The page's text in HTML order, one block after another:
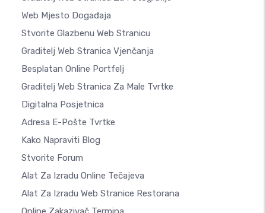
Web Mjesto Događaja
Stvorite Glazbenu Web Stranicu
Graditelj Web Stranica Vjenčanja
Besplatan Online Portfelj
Graditelj Web Stranica Za Male Tvrtke
Digitalna Posjetnica
Adresa E-Pošte Tvrtke
Kako Napraviti Blog
Stvorite Forum
Alat Za Izradu Online Tečajeva
Alat Za Izradu Web Stranice Restorana